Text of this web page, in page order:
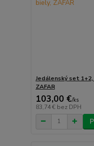
Jedálenský set 1+2,
ZAFAR
103,00 €/ks
83,74 € bez DPH